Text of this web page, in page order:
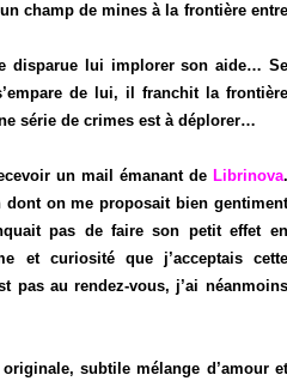
champ de mines à la frontière entre
disparue lui implorer son aide… Se
de lui, il franchit la frontière
série de crimes est à déplorer…
un mail émanant de Librinova.
dont on me proposait bien gentiment
pas de faire son petit effet en
et curiosité que j’acceptais cette
pas au rendez-vous, j’ai néanmoins
subtile mélange d’amour et